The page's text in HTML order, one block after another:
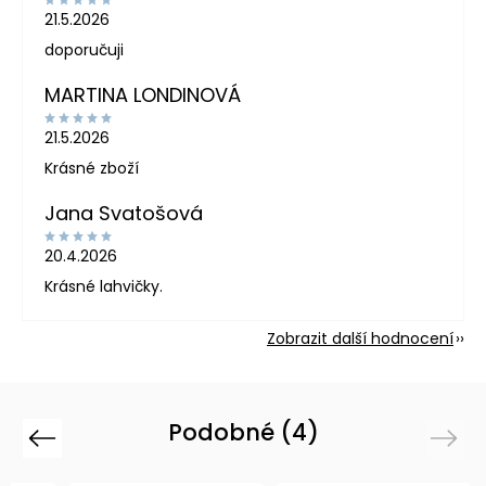
21.5.2026
doporučuji
MARTINA LONDINOVÁ
21.5.2026
Krásné zboží
Jana Svatošová
20.4.2026
Krásné lahvičky.
Zobrazit další hodnocení
Podobné (4)
Previous Next